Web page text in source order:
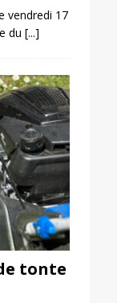
vendredi 17
du [...]
tonte